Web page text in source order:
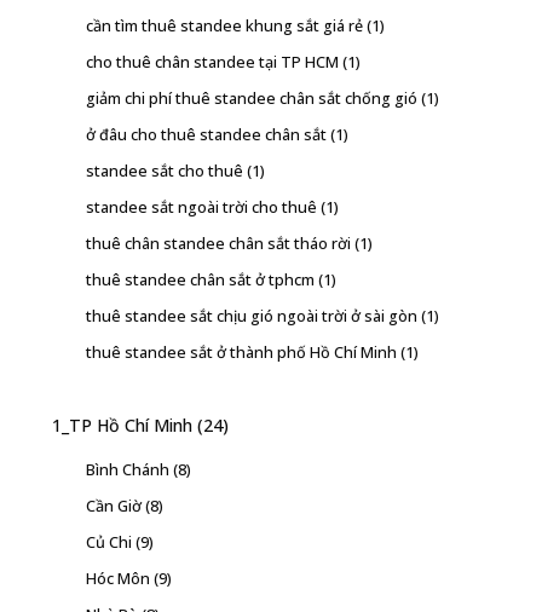
cần tìm thuê standee khung sắt giá rẻ(1)
cho thuê chân standee tại TP HCM (1)
giảm chi phí thuê standee chân sắt chống gió (1)
ở đâu cho thuê standee chân sắt(1)
standee sắt cho thuê (1)
standee sắt ngoài trời cho thuê (1)
thuê chân standee chân sắt tháo rời (1)
thuê standee chân sắt ở tphcm (1)
thuê standee sắt chịu gió ngoài trời ở sài gòn (1)
thuê standee sắt ở thành phố Hồ Chí Minh (1)
1_TP Hồ Chí Minh (24)
Bình Chánh (8)
Cần Giờ(8)
Củ Chi (9)
Hóc Môn (9)